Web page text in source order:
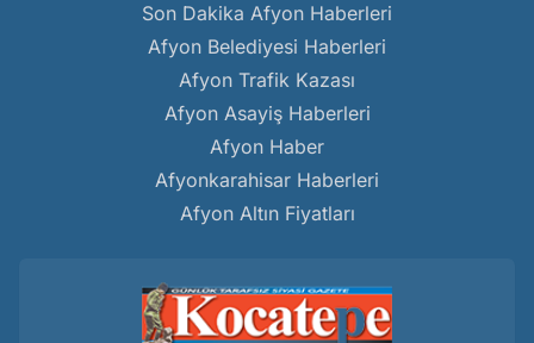
Son Dakika Afyon Haberleri
Afyon Belediyesi Haberleri
Afyon Trafik Kazası
Afyon Asayiş Haberleri
Afyon Haber
Afyonkarahisar Haberleri
Afyon Altın Fiyatları